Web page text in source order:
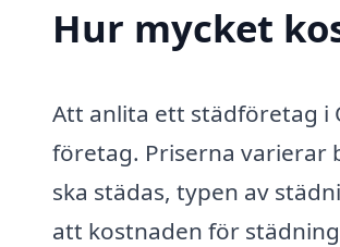
Hur mycket
Att anlita ett städföretag i
företag. Priserna varierar
ska städas, typen av
att kostnaden för